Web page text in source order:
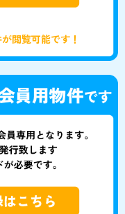
閲覧可能です！